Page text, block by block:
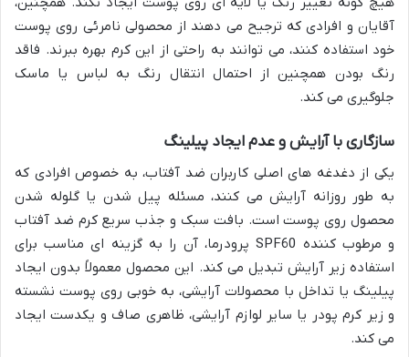
آقایان و افرادی که ترجیح می دهند از محصولی نامرئی روی پوست
خود استفاده کنند، می توانند به راحتی از این کرم بهره ببرند. فاقد
رنگ بودن همچنین از احتمال انتقال رنگ به لباس یا ماسک
جلوگیری می کند.
سازگاری با آرایش و عدم ایجاد پیلینگ
یکی از دغدغه های اصلی کاربران ضد آفتاب، به خصوص افرادی که
به طور روزانه آرایش می کنند، مسئله پیل شدن یا گلوله شدن
محصول روی پوست است. بافت سبک و جذب سریع کرم ضد آفتاب
و مرطوب کننده SPF60 پرودرما، آن را به گزینه ای مناسب برای
استفاده زیر آرایش تبدیل می کند. این محصول معمولاً بدون ایجاد
پیلینگ یا تداخل با محصولات آرایشی، به خوبی روی پوست نشسته
و زیر کرم پودر یا سایر لوازم آرایشی، ظاهری صاف و یکدست ایجاد
می کند.